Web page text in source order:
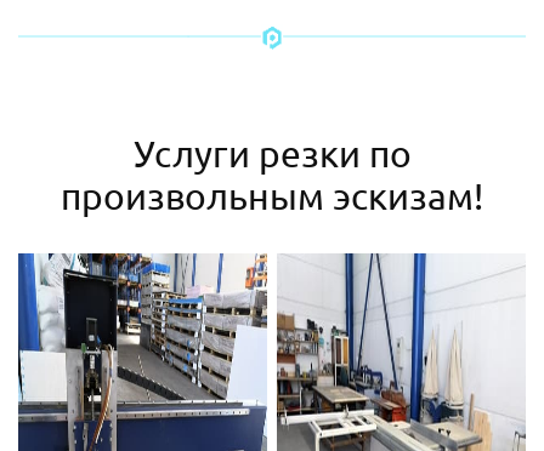
Услуги резки по
произвольным эскизам!